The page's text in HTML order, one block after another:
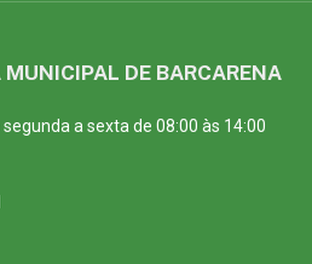
MUNICIPAL DE BARCARENA
a sexta de 08:00 às 14:00